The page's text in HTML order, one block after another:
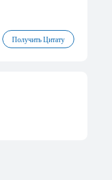
Получить Цитату